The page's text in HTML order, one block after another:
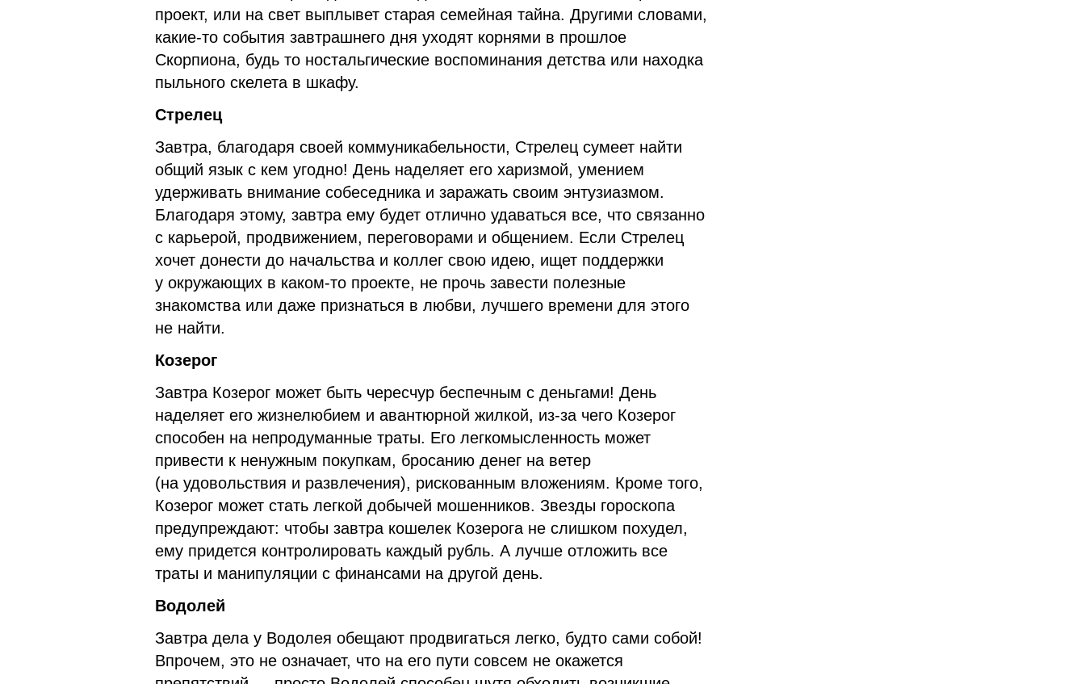
проект, или на свет выплывет старая семейная тайна. Другими словами,
какие-то события завтрашнего дня уходят корнями в прошлое
Скорпиона, будь то ностальгические воспоминания детства или находка
пыльного скелета в шкафу.
Стрелец
Завтра, благодаря своей коммуникабельности, Стрелец сумеет найти
общий язык с кем угодно! День наделяет его харизмой, умением
удерживать внимание собеседника и заражать своим энтузиазмом.
Благодаря этому, завтра ему будет отлично удаваться все, что связанно
с карьерой, продвижением, переговорами и общением. Если Стрелец
хочет донести до начальства и коллег свою идею, ищет поддержки
у окружающих в каком-то проекте, не прочь завести полезные
знакомства или даже признаться в любви, лучшего времени для этого
не найти.
Козерог
Завтра Козерог может быть чересчур беспечным с деньгами! День
наделяет его жизнелюбием и авантюрной жилкой, из-за чего Козерог
способен на непродуманные траты. Его легкомысленность может
привести к ненужным покупкам, бросанию денег на ветер
(на удовольствия и развлечения), рискованным вложениям. Кроме того,
Козерог может стать легкой добычей мошенников. Звезды гороскопа
предупреждают: чтобы завтра кошелек Козерога не слишком похудел,
ему придется контролировать каждый рубль. А лучше отложить все
траты и манипуляции с финансами на другой день.
Водолей
Завтра дела у Водолея обещают продвигаться легко, будто сами собой!
Впрочем, это не означает, что на его пути совсем не окажется